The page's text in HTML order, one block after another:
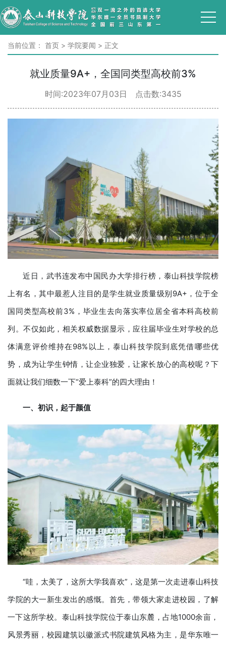
当前位置： 首页 > 学院要闻 > 正文
就业质量9A+，全国同类型高校前3%
时间:2023年07月03日 点击数:3435
近日，武书连发布中国民办大学排行榜，泰山科技学院榜
上有名，其中最惹人注目的是学生就业质量级别9A+，位于全
国同类型高校前3%，毕业生去向落实率位居全省本科高校前
列。不仅如此，相关权威数据显示，应往届毕业生对学校的总
体满意评价维持在98%以上，泰山科技学院到底凭借哪些优
势，成为让学生钟情，让企业独爱，让家长放心的高校呢？下
面就让我们细数一下“爱上泰科”的四大理由！
一、初识，起于颜值
“哇，太美了，这所大学我喜欢”，这是第一次走进泰山科技
学院的大一新生发出的感慨。首先，带领大家走进校园，了解
一下这所学校。泰山科技学院位于泰山东麓，占地1000余亩，
风景秀丽，校园建筑以徽派式书院建筑风格为主，是华东唯一